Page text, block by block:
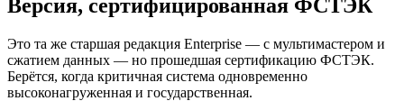
Версия, сертифицированная ФСТЭК
Это та же старшая редакция Enterprise — с мультимастером и
сжатием данных — но прошедшая сертификацию ФСТЭК.
Берётся, когда критичная система одновременно
высоконагруженная и государственная.